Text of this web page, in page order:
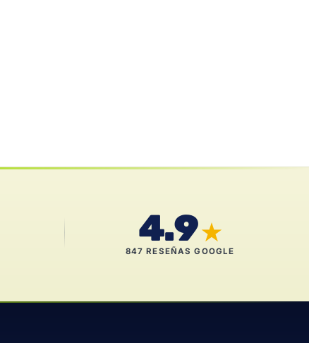
4.9★
847 RESEÑAS GOOGLE